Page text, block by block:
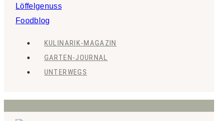
KULINARIK-MAGAZIN
GARTEN-JOURNAL
UNTERWEGS